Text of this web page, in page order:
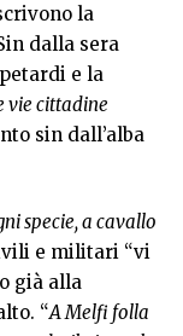
la
dalla sera
e la
vie cittadine
sin dall’alba
specie, a cavallo
e militari “vi
già alla
“A Melfi folla